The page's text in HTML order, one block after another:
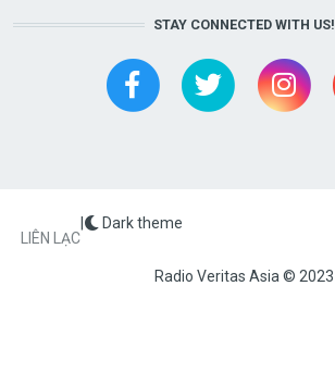
STAY CONNECTED WITH US!
Radio Veritas Asia © 2023
FOOTER
LIÊN LẠC
| Dark theme